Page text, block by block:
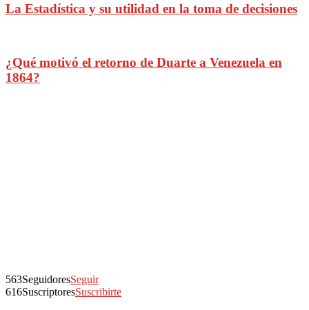
La Estadística y su utilidad en la toma de decisiones
¿Qué motivó el retorno de Duarte a Venezuela en
1864?
563SeguidoresSeguir
616SuscriptoresSuscribirte